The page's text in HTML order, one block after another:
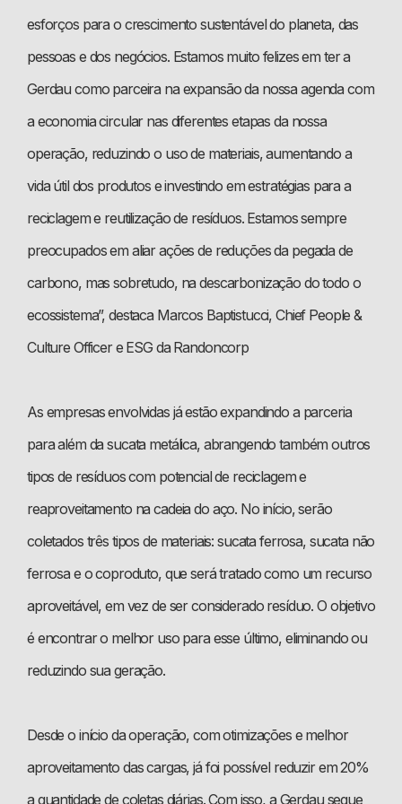
esforços para o crescimento sustentável do planeta, das
pessoas e dos negócios. Estamos muito felizes em ter a
Gerdau como parceira na expansão da nossa agenda com
a economia circular nas diferentes etapas da nossa
operação, reduzindo o uso de materiais, aumentando a
vida útil dos produtos e investindo em estratégias para a
reciclagem e reutilização de resíduos. Estamos sempre
preocupados em aliar ações de reduções da pegada de
carbono, mas sobretudo, na descarbonização do todo o
ecossistema”, destaca Marcos Baptistucci, Chief People &
Culture Officer e ESG da Randoncorp
As empresas envolvidas já estão expandindo a parceria
para além da sucata metálica, abrangendo também outros
tipos de resíduos com potencial de reciclagem e
reaproveitamento na cadeia do aço. No início, serão
coletados três tipos de materiais: sucata ferrosa, sucata não
ferrosa e o coproduto, que será tratado como um recurso
aproveitável, em vez de ser considerado resíduo. O objetivo
é encontrar o melhor uso para esse último, eliminando ou
reduzindo sua geração.
Desde o início da operação, com otimizações e melhor
aproveitamento das cargas, já foi possível reduzir em 20%
a quantidade de coletas diárias. Com isso, a Gerdau segue